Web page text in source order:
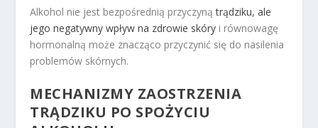
Alkohol nie jest bezpośrednią przyczynątrądziku, ale
jego negatywny wpływ na zdrowie skóry i równowagę
hormonalną może znacząco przyczynić się do nasilenia
problemów skórnych.
MECHANIZMY ZAOSTRZENIA
TRĄDZIKU PO SPOŻYCIU